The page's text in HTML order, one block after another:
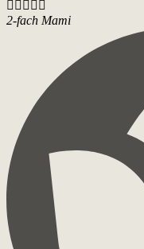
    
2-fach Mami